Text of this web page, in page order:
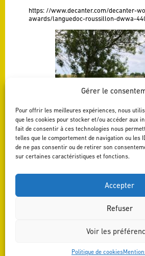
Gérer le
Pour offrir les meilleures expériences, nous
que les cookies pour stocker et/ou accéder aux
fait de consentir à ces technologies nous
telles que le comportement de navigation ou les
de ne pas consentir ou de retirer son
sur certaines caractéristiques et fonctions.
Accepter
Refuser
Voir les
Politique de cookies
https: //www.decanter.com/decanter-
awards/languedoc-roussillon-dwwa-